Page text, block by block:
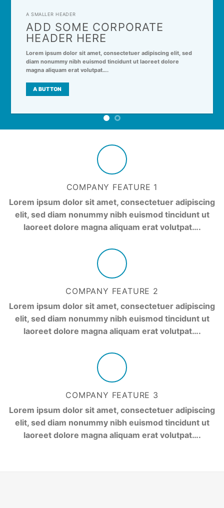
A SMALLER HEADER
ADD SOME CORPORATE
HEADER HERE
Lorem ipsum dolor sit amet, consectetuer adipiscing elit, sed
diam nonummy nibh euismod tincidunt ut laoreet dolore
magna aliquam erat volutpat….
A BUTTON
COMPANY FEATURE 1
Lorem ipsum dolor sit amet, consectetuer adipiscing
elit, sed diam nonummy nibh euismod tincidunt ut
laoreet dolore magna aliquam erat volutpat….
COMPANY FEATURE 2
Lorem ipsum dolor sit amet, consectetuer adipiscing
elit, sed diam nonummy nibh euismod tincidunt ut
laoreet dolore magna aliquam erat volutpat….
COMPANY FEATURE 3
Lorem ipsum dolor sit amet, consectetuer adipiscing
elit, sed diam nonummy nibh euismod tincidunt ut
laoreet dolore magna aliquam erat volutpat….